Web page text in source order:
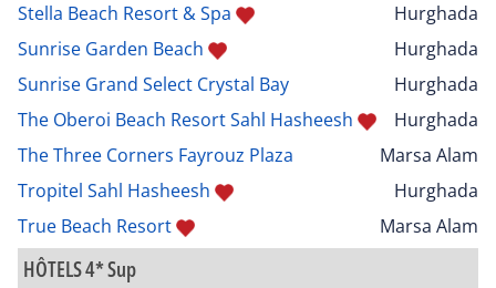
Stella Beach Resort & Spa
Hurghada
Sunrise Garden Beach
Hurghada
Sunrise Grand Select Crystal Bay
Hurghada
The Oberoi Beach Resort Sahl Hasheesh
Hurghada
The Three Corners Fayrouz Plaza
Marsa Alam
Tropitel Sahl Hasheesh
Hurghada
True Beach Resort
Marsa Alam
HÔTELS 4* Sup